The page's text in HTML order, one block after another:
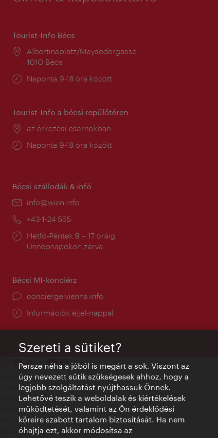
Tourist-Info Bécs
Helyszín:
Albertinaplatz/Maysedergasse
1010 Bécs
Nyitva
Naponta 9-18 óra között
Tourist-Info a bécsi repülőtéren
Helyszín:
az érkezési csarnokban
Nyitva
Naponta 9-18 óra között
Bécsi szállodák & infó
E-
info@wien.info
Telefon:
+43-1-24 555
Nyitva
tartás:
Hétfő-Péntek 9 – 17 óráig
Ünnepnapokon zárva
Bécsi MI-konciérz
concierge.vienna.info
Információk éjjel-nappal
Kapcsolat
Credits
Adatvédelmi nyilatkozat
Terms of Use
Megközelíthetőség
Sajtókapcsolat
Szereti a sütiket?
Persze néha a jóból is megárt a sok. Viszont az
úgy nevezett sütik szükségesek ahhoz, hogy a
legjobb szolgáltatást nyújthassuk Önnek.
Lehetővé teszik a weboldalak és kiértékelések
működtetését, valamint az Ön érdeklődési
köreire szabott tartalom biztosítását. Ha nem
óhajtja ezt, akkor módosítsa az